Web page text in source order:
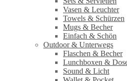
Vasen & Leuchter
Towels & Schürzen
Mugs & Becher
Einfach & Schön
Outdoor & Unterwegs
Flaschen & Becher
Lunchboxen &
Sound & Licht